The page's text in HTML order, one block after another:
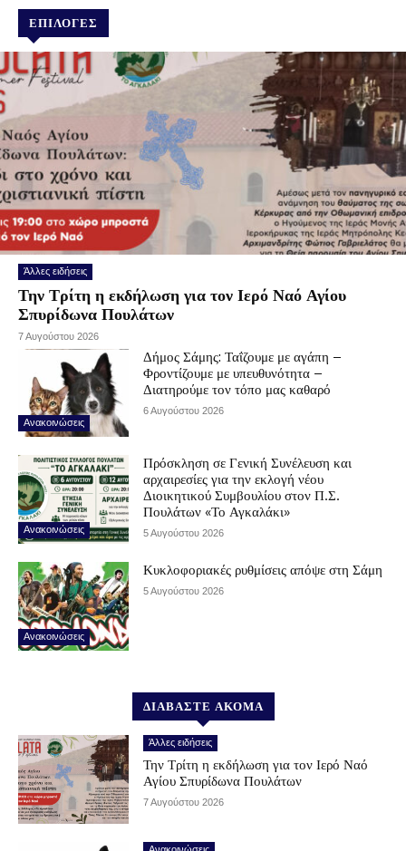
ΕΠΙΛΟΓΕΣ
Άλλες ειδήσεις
Την Τρίτη η εκδήλωση για τον Ιερό Ναό Αγίου
Σπυρίδωνα Πουλάτων
7 Αυγούστου 2026
Ανακοινώσεις
Δήμος Σάμης: Ταΐζουμε με αγάπη –
Φροντίζουμε με υπευθυνότητα –
Διατηρούμε τον τόπο μας καθαρό
6 Αυγούστου 2026
Ανακοινώσεις
Πρόσκληση σε Γενική Συνέλευση και
αρχαιρεσίες για την εκλογή νέου
Διοικητικού Συμβουλίου στον Π.Σ.
Πουλάτων «Το Αγκαλάκι»
5 Αυγούστου 2026
Ανακοινώσεις
Κυκλοφοριακές ρυθμίσεις απόψε στη Σάμη
5 Αυγούστου 2026
ΔΙΑΒΑΣΤΕ ΑΚΟΜΑ
Άλλες ειδήσεις
Την Τρίτη η εκδήλωση για τον Ιερό Ναό
Αγίου Σπυρίδωνα Πουλάτων
7 Αυγούστου 2026